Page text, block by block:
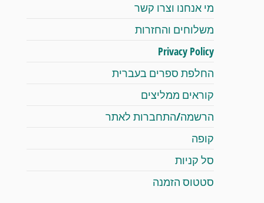
מי אנחנו וצרו קשר
משלוחים והחזרות
Privacy Policy
החלפת ספרים בעברית
קוראים ממליצים
הרשמה/התחברות לאתר
קופה
סל קניות
סטטוס הזמנה